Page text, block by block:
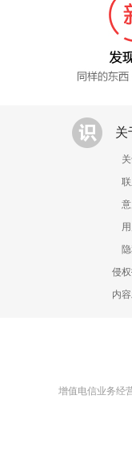
关
侵权
内
增值电信业务经